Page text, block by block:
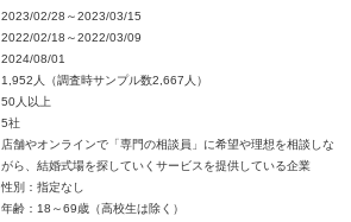
2023/02/28～2023/03/15
2022/02/18～2022/03/09
2024/08/01
1,952人（調査時サンプル数2,667人）
50人以上
5社
店舗やオンラインで「専門の相談員」に希望や理想を相談しな
がら、結婚式場を探していくサービスを提供している企業
性別：指定なし
年齢：18～69歳（高校生は除く）